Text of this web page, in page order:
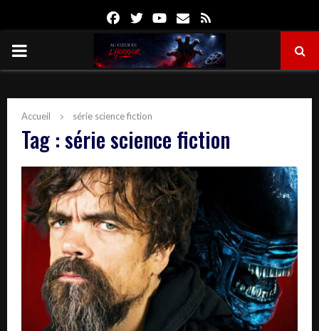
FacebookTwitterYoutube
Email
PRIMARY
Accueil série science fiction
Tag : série science fiction